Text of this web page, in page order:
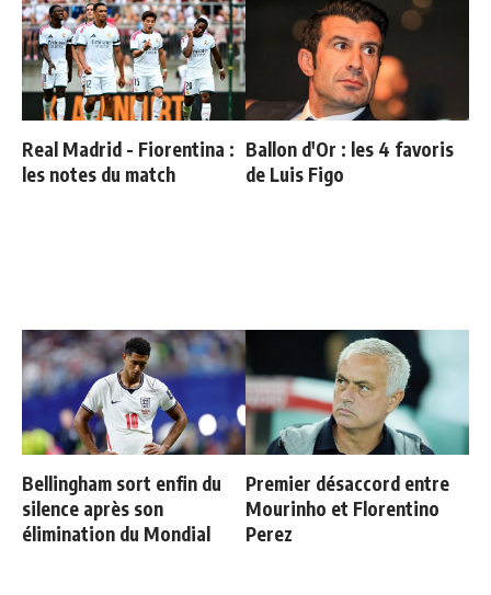
Real Madrid - Fiorentina :
les notes du match
Ballon d'Or : les 4 favoris
de Luis Figo
Bellingham sort enfin du
silence après son
élimination du Mondial
Premier désaccord entre
Mourinho et Florentino
Perez